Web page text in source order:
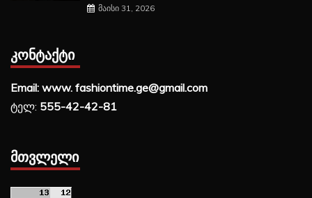
მაისი 31, 2026
ᲙᲝᲜᲢᲐᲥᲢᲘ
Email: www. fashiontime.ge@gmail.com
ტელ: 555-42-42-81
ᲛᲗᲕᲚᲔᲚᲘ